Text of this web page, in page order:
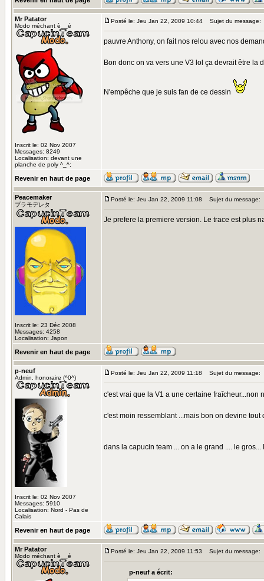
Mr Patator
Modo méchant è__é
Inscrit le: 02 Nov 2007
Messages: 8249
Localisation: devant une
planche de poly ^_^;
Posté le: Jeu Jan 22, 2009 10:44 Sujet du message:
pauvre Anthony, on fait nos relou avec nos
Bon donc on va vers une V3 lol ça devrait être la
N'empêche que je suis fan de ce dessin
Revenir en haut de page
Peacemaker
プラモデレタ
Inscrit le: 23 Déc 2008
Messages: 4258
Localisation: Japon
Posté le: Jeu Jan 22, 2009 11:08 Sujet du message:
Je prefere la premiere version. Le trace est plus
Revenir en haut de page
p-neuf
Admin. honoraire (^0^)
Inscrit le: 02 Nov 2007
Messages: 5910
Localisation: Nord - Pas de
Calais
Posté le: Jeu Jan 22, 2009 11:18 Sujet du message:
c'est vrai que la V1 a une certaine fraîcheur...non
c'est moin ressemblant ...mais bon on devine
dans la capucin team ... on a le grand .... le
Revenir en haut de page
Mr Patator
Modo méchant è__é
Posté le: Jeu Jan 22, 2009 11:53 Sujet du message:
p-neuf a écrit: